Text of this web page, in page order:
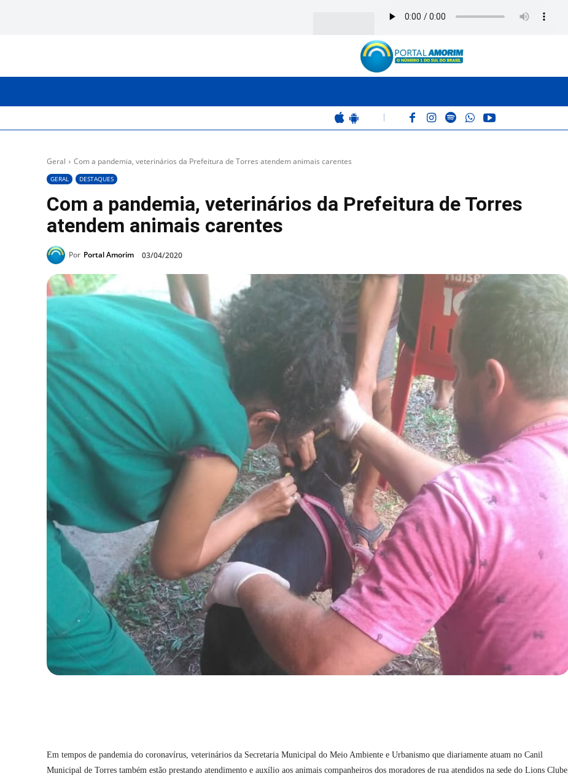
Geral Com a pandemia, veterinários da Prefeitura de Torres atendem animais carentes
GERAL DESTAQUES
Com a pandemia, veterinários da Prefeitura de Torres
atendem animais carentes
Por Portal Amorim 03/04/2020
Em tempos de pandemia do coronavírus, veterinários da Secretaria Municipal do Meio Ambiente e Urbanismo que diariamente atuam no Canil
Municipal de Torres também estão prestando atendimento e auxílio aos animais companheiros dos moradores de rua atendidos na sede do Lions Clube,